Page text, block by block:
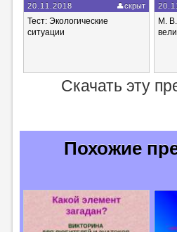
20.11.2018 скрыт
Тест: Экологические
ситуации
М.
Скачать эту
Похожие